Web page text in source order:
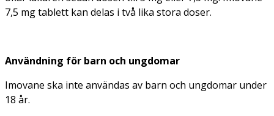
7,5 mg tablett kan delas i två lika stora doser.
Användning för barn och ungdomar
Imovane ska inte användas av barn och ungdomar under
18 år.